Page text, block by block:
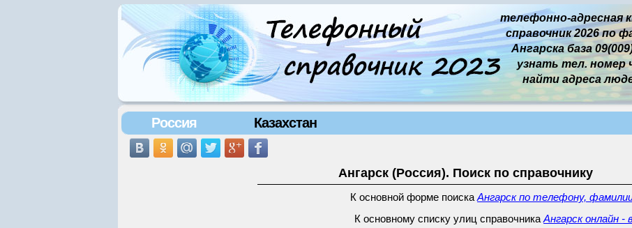
телефонно-адресная
справочник 2026 по
Ангарска база
узнать тел. номер
найти адреса
Россия Казахстан
Ангарск (Россия). Поиск по справочнику
К основной форме поиска Ангарск по телефону,
К основному списку улиц справочника Ангарск онлайн -